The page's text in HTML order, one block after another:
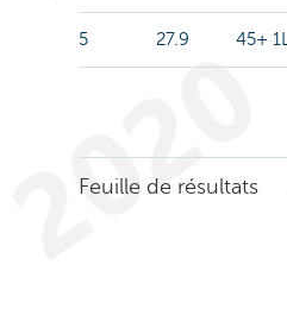
5 27.9 45+ 1L
Feuille de résultats